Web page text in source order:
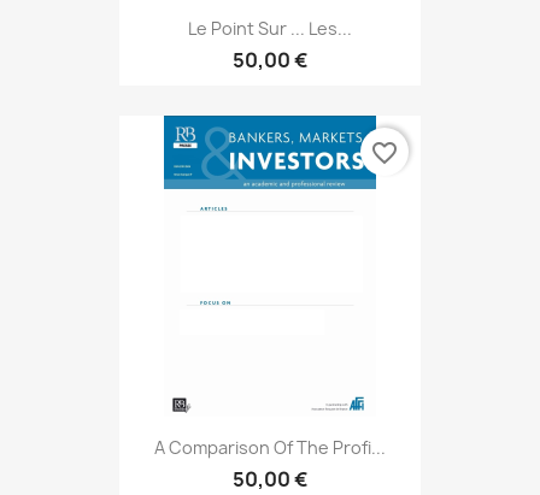
Le Point Sur ... Les...
50,00 €
A Comparison Of The Profi...
50,00 €
favorite_border